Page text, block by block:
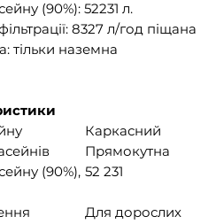
(90%): 52231 л.
8327 л/год піщана
тільки наземна
Каркасний
Прямокутна
(90%), 52 231
Для дорослих